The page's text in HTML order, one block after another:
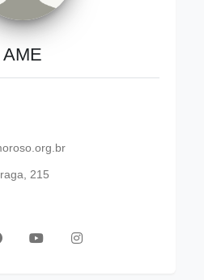
AME
215